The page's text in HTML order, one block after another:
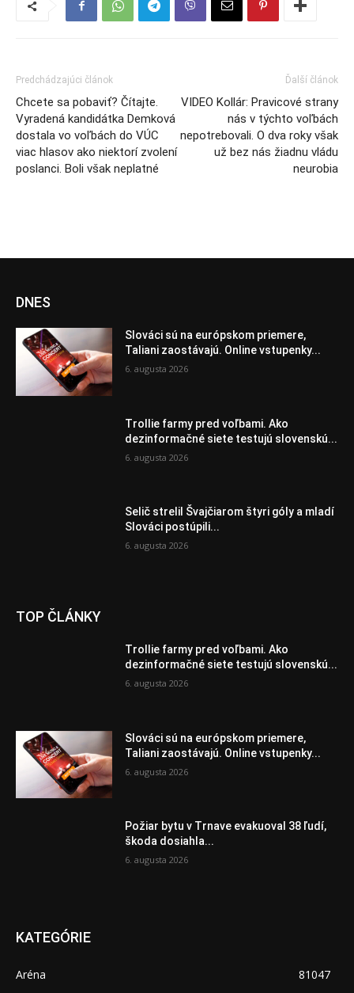
Predchádzajúci článok
Chcete sa pobaviť? Čítajte.
Vyradená kandidátka Demková
dostala vo voľbách do VÚC
viac hlasov ako niektorí zvolení
poslanci. Boli však neplatné
Ďalší článok
VIDEO Kollár: Pravicové strany
nás v týchto voľbách
nepotrebovali. O dva roky však
už bez nás žiadnu vládu
neurobia
DNES
Slováci sú na európskom priemere,
Taliani zaostávajú. Online vstupenky...
6. augusta 2026
Trollie farmy pred voľbami. Ako
dezinformačné siete testujú slovenskú...
6. augusta 2026
Selič strelil Švajčiarom štyri góly a mladí
Slováci postúpili...
6. augusta 2026
TOP ČLÁNKY
Trollie farmy pred voľbami. Ako
dezinformačné siete testujú slovenskú...
6. augusta 2026
Slováci sú na európskom priemere,
Taliani zaostávajú. Online vstupenky...
6. augusta 2026
Požiar bytu v Trnave evakuoval 38 ľudí,
škoda dosiahla...
6. augusta 2026
KATEGÓRIE
Aréna
81047